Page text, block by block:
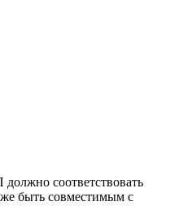
соответствовать
быть совместимым с